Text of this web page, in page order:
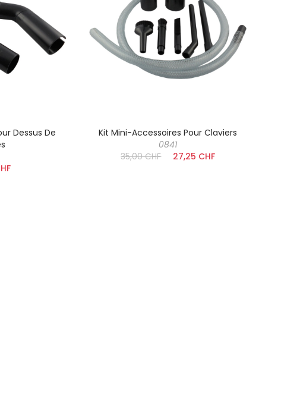
Dessus De
Kit Mini-Accessoires Pour Claviers
0841
35,00 CHF
27,25 CHF